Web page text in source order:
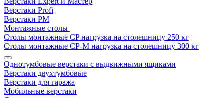
Верстаки Profi
Верстаки РМ
Монтажные столы
Столы монтажные СP нагрузка на столешницу 250 кг
Столы монтажные СР-М нагрузка на столешницу 300 кг
Однотумбовые верстаки с выдвижными ящиками
Верстаки двухтумбовые
Верстаки для гаража
Мобильные верстаки